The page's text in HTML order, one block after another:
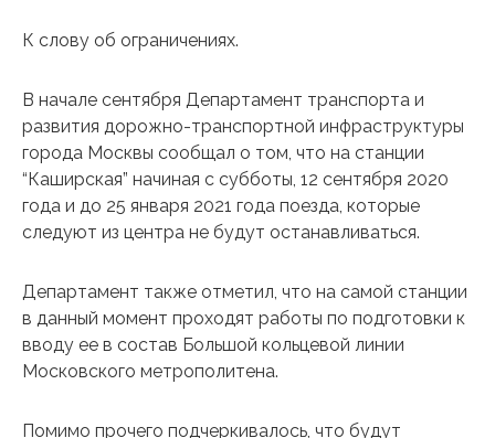
К слову об ограничениях.
В начале сентября Департамент транспорта и
развития дорожно-транспортной инфраструктуры
города Москвы сообщал о том, что на станции
“Каширская” начиная с субботы, 12 сентября 2020
года и до 25 января 2021 года поезда, которые
следуют из центра не будут останавливаться.
Департамент также отметил, что на самой станции
в данный момент проходят работы по подготовки к
вводу ее в состав Большой кольцевой линии
Московского метрополитена.
Помимо прочего подчеркивалось, что будут